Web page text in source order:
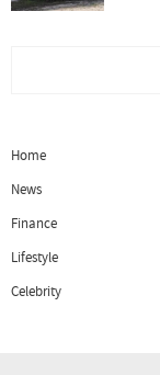
Home
News
Finance
Lifestyle
Celebrity